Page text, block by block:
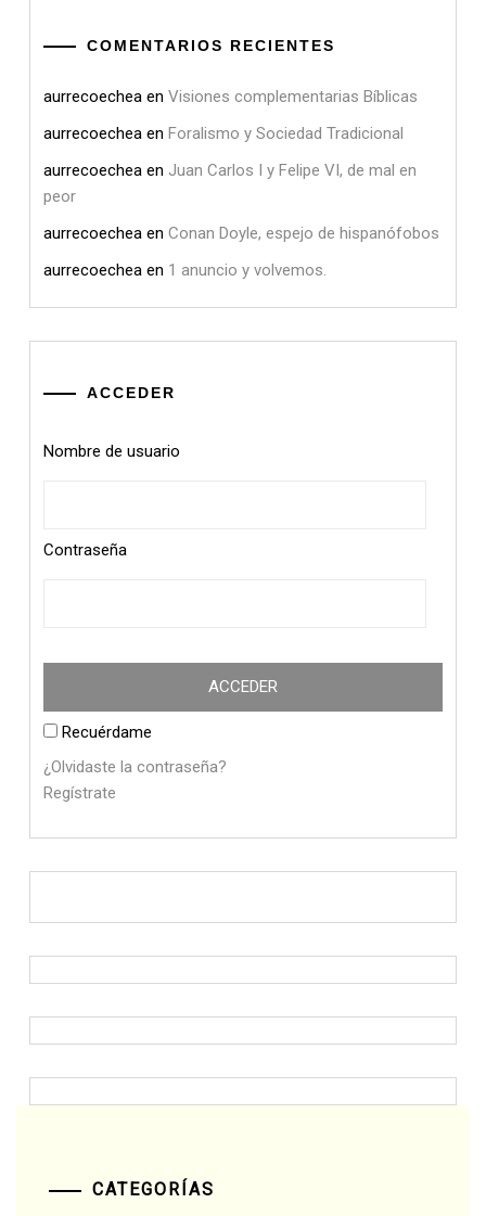
COMENTARIOS RECIENTES
aurrecoechea en Visiones complementarias Bíblicas
aurrecoechea en Foralismo y Sociedad Tradicional
aurrecoechea en Juan Carlos I y Felipe VI, de mal en
peor
aurrecoechea en Conan Doyle, espejo de hispanófobos
aurrecoechea en 1 anuncio y volvemos.
ACCEDER
Nombre de usuario
Contraseña
Recuérdame
¿Olvidaste la contraseña?
Regístrate
CATEGORÍAS